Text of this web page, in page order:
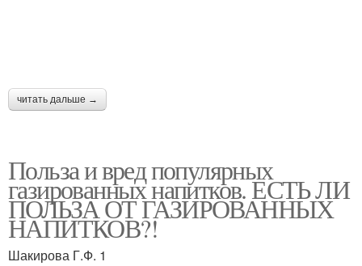
читать дальше →
Польза и вред популярных
газированных напитков. ЕСТЬ ЛИ
ПОЛЬЗА ОТ ГАЗИРОВАННЫХ
НАПИТКОВ?!
Шакирова Г.Ф. 1